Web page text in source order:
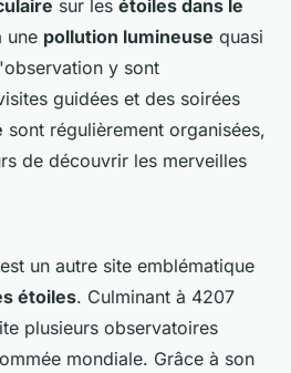
sur les étoiles dans le
une pollution lumineuse quasi
y sont
guidées et des soirées
sont régulièrement organisées,
de découvrir les merveilles
un autre site emblématique
étoiles. Culminant à 4207
plusieurs observatoires
mondiale. Grâce à son